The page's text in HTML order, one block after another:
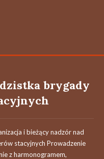
brygady
i bieżący nadzór nad
stacyjnych Prowadzenie
z harmonogramem,